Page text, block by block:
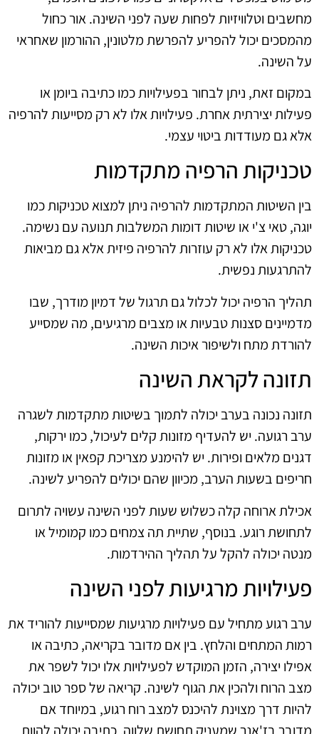
מחשבים וטלוויזיות לפחות שעה לפני השינה. אור כחול
מהמסכים יכול להפריע להפרשת מלטונין, ההורמון שאחראי
על השינה.
במקום זאת, ניתן לבחור בפעילויות כמו כתיבה ביומן או
פעילות יצירתית אחרת. פעילויות אלו לא רק מסייעות להרפיה
אלא גם מעודדות ביטוי עצמי.
טכניקות הרפיה מתקדמות
בין השיטות המתקדמות להרפיה ניתן למצוא טכניקות כמו
יוגה, טאי צ'י או שיטות דומות המשלבות תנועה עם נשימה.
טכניקות אלו לא רק עוזרות להרפיה פיזית אלא גם מביאות
להתרגעות נפשית.
תהליך הרפיה יכול לכלול גם תרגול של דמיון מודרך, שבו
מדמיינים סצנות טבעיות או מצבים מרגיעים, מה שמסייע
להורדת מתח ולשיפור איכות השינה.
תזונה לקראת השינה
תזונה נכונה בערב יכולה לתמוך בשיטות מתקדמות לשגרה
ערב רגועה. יש להעדיף מזונות קלים לעיכול, כמו ירקות,
דגנים מלאים ופירות. יש להימנע מצריכת קפאין או מזונות
חריפים בשעות הערב, מכיוון שהם יכולים להפריע לשינה.
אכילת ארוחה קלה כשלוש שעות לפני השינה עשויה לתרום
לתחושת רוגע. בנוסף, שתיית תה צמחים כמו קמומיל או
מנטה יכולה להקל על תהליך ההירדמות.
פעילויות מרגיעות לפני השינה
ערב רגוע מתחיל עם פעילויות מרגיעות שמסייעות להוריד את
רמות המתחים והלחץ. בין אם מדובר בקריאה, כתיבה או
אפילו יצירה, הזמן המוקדש לפעילויות אלו יכול לשפר את
מצב הרוח ולהכין את הגוף לשינה. קריאה של ספר טוב יכולה
להיות דרך מצוינת להיכנס למצב רוח רגוע, במיוחד אם